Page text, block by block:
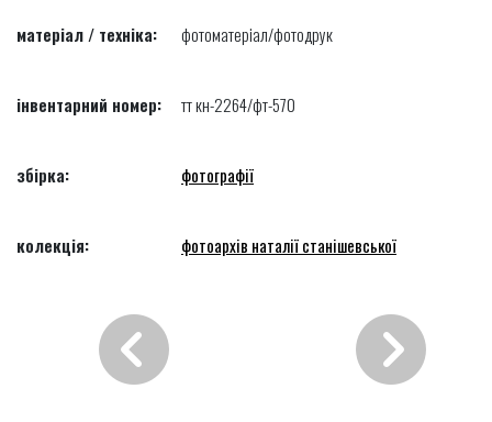
матеріал / техніка: фотоматеріал/фотодрук
інвентарний номер: тт кн-2264/фт-570
збірка: фотографії
колекція: фотоархів наталії станішевської